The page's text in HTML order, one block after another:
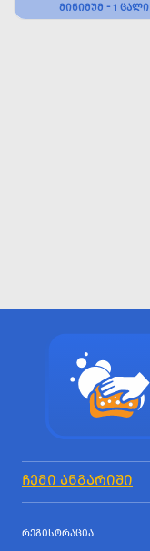
ᲛᲘᲜᲘᲛᲣᲛ - 1 ᲪᲐᲚᲘ
ᲩᲔᲛᲘ ᲐᲜᲒᲐᲠᲘᲨᲘ
ᲠᲔᲒᲘᲡᲢᲠᲐᲪᲘᲐ